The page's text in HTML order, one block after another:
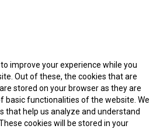
improve your experience while you
Out of these, the cookies that are
stored on your browser as they are
basic functionalities of the website. We
that help us analyze and understand
cookies will be stored in your